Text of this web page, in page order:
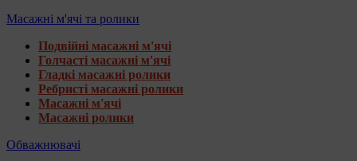
Масажні м'ячі та ролики
Подвійні масажні м'ячі
Голчасті масажні м'ячі
Гладкі масажні ролики
Ребристі масажні ролики
Масажні м'ячі
Масажні ролики
Обважнювачі